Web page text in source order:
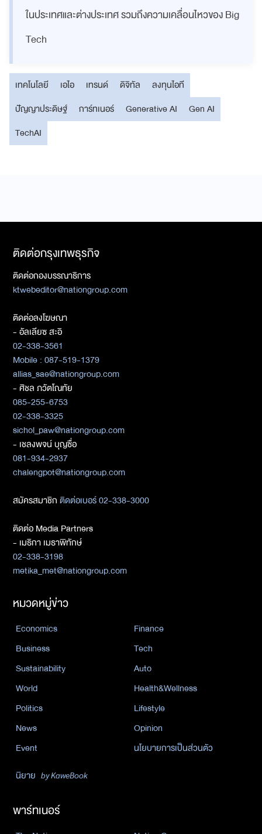
ในประเทศและต่างประเทศ รวมถึงความเคลื่อนไหวของ Big
Tech
เทคโนโลยี เอไอ เทรนด์ ดิจิทัล
ลงทุนไอที
ปัญญาประดิษฐ์
การ์ทเนอร์ Generative AI
Gen AI
TechAI
ติดต่อกรุงเทพธุรกิจ
ติดต่อกองบรรณาธิการ
ktwebeditor@nationgroup.com
ติดต่อลงโฆษณา
- อัลเลียซ สะอิ
02-338-3561
Mobile : 087-519-1379
allias_sae@nationgroup.com
- ศิชล ภวัตโณทัย
085-255-6753
02-338-3325
sichol_paw@nationgroup.com
- เชลงพจน์ บุญซื่อ
081-934-2937
chalengpot@nationgroup.com
สมัครสมาชิกติดต่อเบอร์ 02-338-3000
ติดต่อ Media Partners
- เมธิกา เมธาพิทักษ์
02-338-3198
metika_met@nationgroup.com
หมวดหมู่ข่าว
Economics
Finance
Business
Tech
Sustainability
Auto
World
Health&Wellness
Politics
Lifestyle
News
Opinion
Event
นโยบายการเป็นส่วนตัว
นิยาย by KaweBook
พาร์ทเนอร์